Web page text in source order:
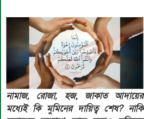
নামাজ, রোজা, হজ, জাকাত আদায়ের
মধ্যেই কি মুমিনের দায়িত্ব শেষ? নাকি